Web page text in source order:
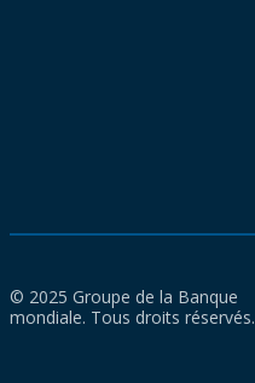
© 2025 Groupe de la Banque
mondiale. Tous droits réservés.